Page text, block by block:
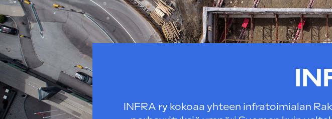
INFRA ry kokoaa yhteen infratoimialan